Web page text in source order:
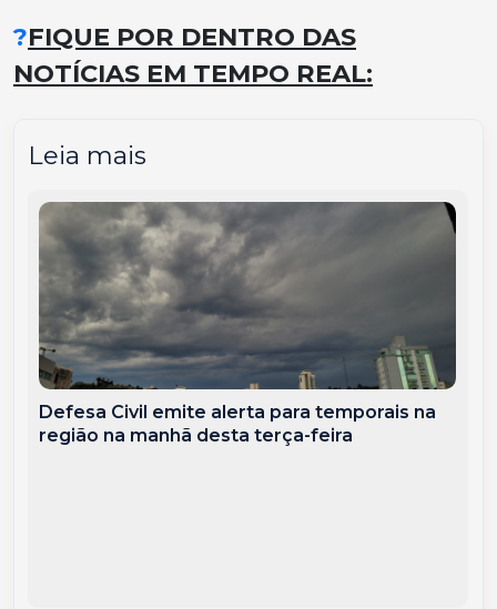
?FIQUE POR DENTRO DAS
NOTÍCIAS EM TEMPO REAL:
Leia mais
Defesa Civil emite alerta para temporais na
região na manhã desta terça-feira